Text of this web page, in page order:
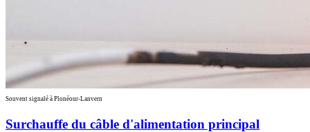
Souvent signalé à Plonéour-Lanvern
Surchauffe du câble d'alimentation principal